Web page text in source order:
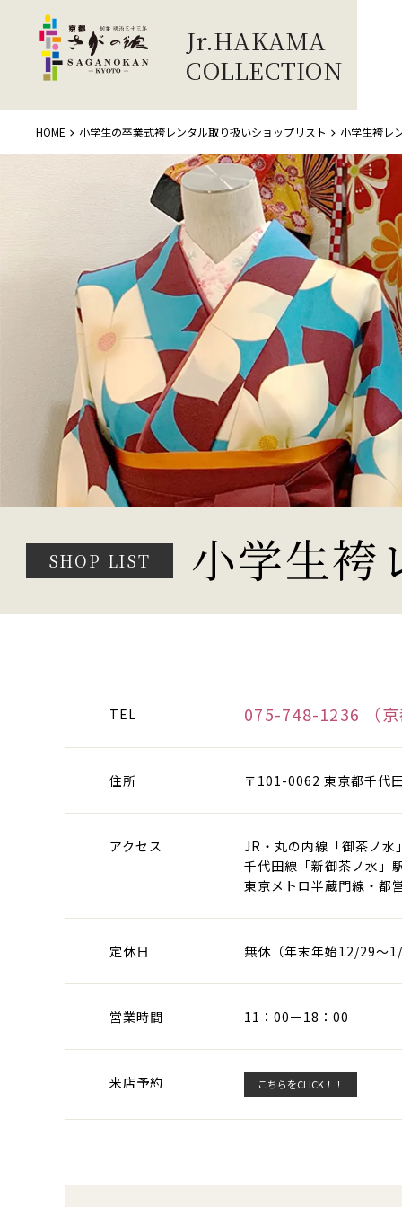
Jr.HAKAMA
COLLECTION
HOME 小学生の卒業式袴レンタル取り扱いショップリスト 小学生袴レ
SHOP LIST 小学生袴
TEL 075-748-1236 （
住所 〒101-0062 東京都千代
アクセス
JR・丸の内線「御茶ノ
千代田線「新御茶ノ水
東京メトロ半蔵門線・都
定休日 無休（年末年始12/29～
営業時間 11：00ー18：00
来店予約 こちらをCLICK！！